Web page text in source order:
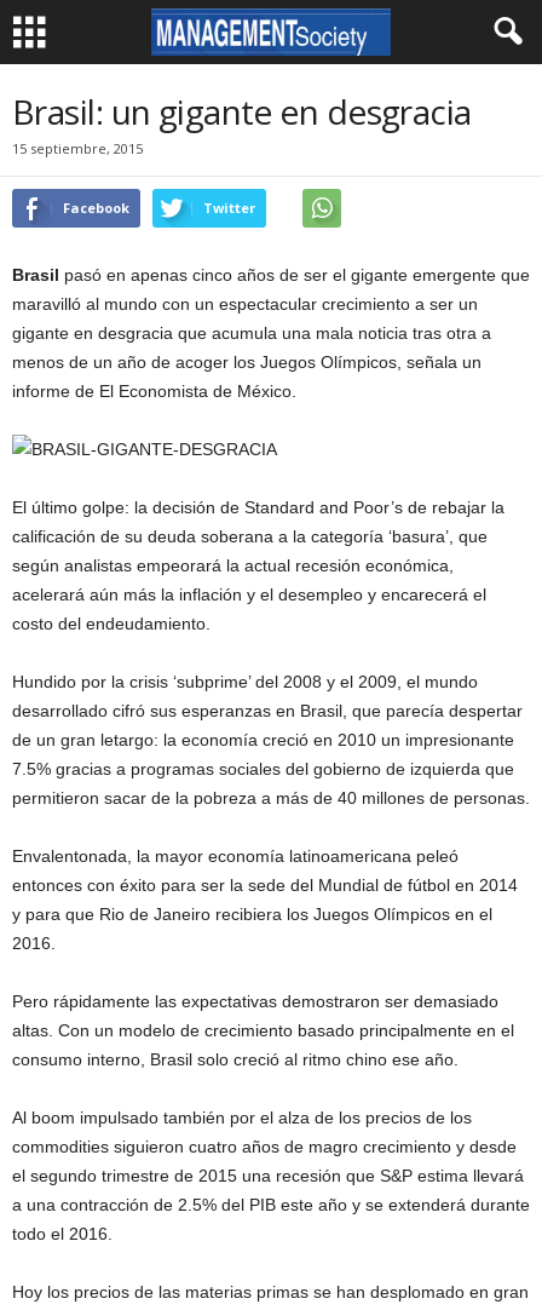
Brasil: un gigante en desgracia
15 septiembre, 2015
Facebook Twitter
Brasil pasó en apenas cinco años de ser el gigante emergente que
maravilló al mundo con un espectacular crecimiento a ser un
gigante en desgracia que acumula una mala noticia tras otra a
menos de un año de acoger los Juegos Olímpicos, señala un
informe de El Economista de México.
El último golpe: la decisión de Standard and Poor’s de rebajar la
calificación de su deuda soberana a la categoría ‘basura’, que
según analistas empeorará la actual recesión económica,
acelerará aún más la inflación y el desempleo y encarecerá el
costo del endeudamiento.
Hundido por la crisis ‘subprime’ del 2008 y el 2009, el mundo
desarrollado cifró sus esperanzas en Brasil, que parecía despertar
de un gran letargo: la economía creció en 2010 un impresionante
7.5% gracias a programas sociales del gobierno de izquierda que
permitieron sacar de la pobreza a más de 40 millones de personas.
Envalentonada, la mayor economía latinoamericana peleó
entonces con éxito para ser la sede del Mundial de fútbol en 2014
y para que Rio de Janeiro recibiera los Juegos Olímpicos en el
2016.
Pero rápidamente las expectativas demostraron ser demasiado
altas. Con un modelo de crecimiento basado principalmente en el
consumo interno, Brasil solo creció al ritmo chino ese año.
Al boom impulsado también por el alza de los precios de los
commodities siguieron cuatro años de magro crecimiento y desde
el segundo trimestre de 2015 una recesión que S&P estima llevará
a una contracción de 2.5% del PIB este año y se extenderá durante
todo el 2016.
Hoy los precios de las materias primas se han desplomado en gran